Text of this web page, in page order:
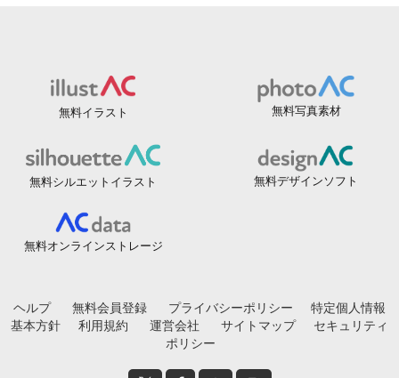
無料イラスト 無料写真素材
無料シルエットイラスト 無料デザインソフト
無料オンラインストレージ
ヘルプ 無料会員登録 プライバシーポリシー
特定個人情報
基本方針
利用規約 運営会社 サイトマップ
セキュリティ
ポリシー